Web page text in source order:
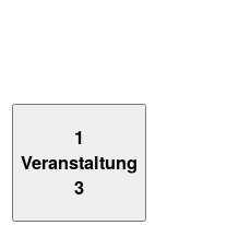
1
Veranstaltung
3